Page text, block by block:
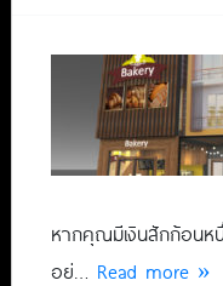
หากคุณมีเงินสักก้อนห
อย่… Read more »